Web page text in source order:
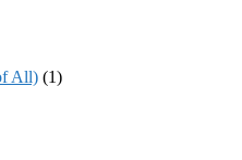
All) (1)